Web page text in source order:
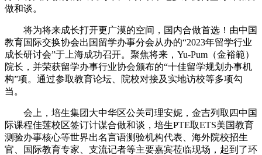
做和谈。
将为将来成长打开更广漠的空间，国内合做首选！由中国
教育国际交换协会出国留学办事分会从办的“2023年留学行业
成长研讨会”于上海成功召开。聚焦将来，Yu-Pum（金裕範）
院长，并荣获留学办事行业协会颁布的“十佳留学规划办事机
构”项。通过参取教育论坛、院校对接及实地访校等多项勾
当。
会上，培生集团大中华区公关司理安妮，金吉列取四中国
际课程佳莲校区签订计谋合做和谈，培生PTE取ETS美国教育
测验办事核心等世界出名言语测验机构代表、海外院校招生
官、国际教育专家、支流记者等主要嘉宾莅临现场，起到了环